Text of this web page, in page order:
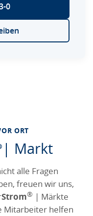
0
ORT
| und
Markt
alle Fragen
freuen wir uns,
Strom® | Märkte
Mitarbeiter helfen